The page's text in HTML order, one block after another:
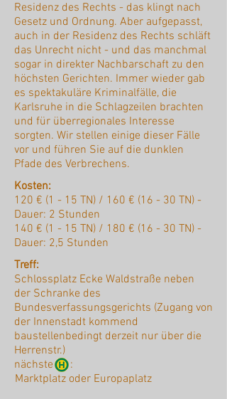
Residenz des Rechts - das klingt nach
Gesetz und Ordnung. Aber aufgepasst,
auch in der Residenz des Rechts schläft
das Unrecht nicht - und das manchmal
sogar in direkter Nachbarschaft zu den
höchsten Gerichten. Immer wieder gab
es spektakuläre Kriminalfälle, die
Karlsruhe in die Schlagzeilen brachten
und für überregionales Interesse
sorgten. Wir stellen einige dieser Fälle
vor und führen Sie auf die dunklen
Pfade des Verbrechens.
Kosten:
120 € (1 - 15 TN) / 160 € (16 - 30 TN) -
Dauer: 2 Stunden
140 € (1 - 15 TN) / 180 € (16 - 30 TN) -
Dauer: 2,5 Stunden
Treff:
Schlossplatz Ecke Waldstraße neben
der Schranke des
Bundesverfassungsgerichts (Zugang von
der Innenstadt kommend
baustellenbedingt derzeit nur über die
Herrenstr.)
nächste :
Marktplatz oder Europaplatz